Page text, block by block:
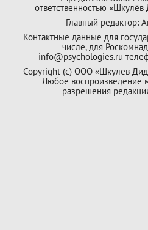
ответственностью
Главный редактор:
Контактные данные для
числе, для
info@psychologies.ru
Copyright (с) ООО «Шкулёв
Любое воспроизведение
разрешения